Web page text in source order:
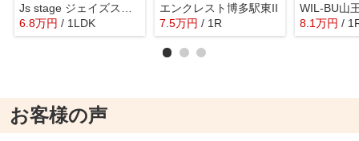
6.8万円 / 1LDK
エンクレスト博多駅東II
7.5万円 / 1R
WIL-BU山
8.1万円 /
お客様の声